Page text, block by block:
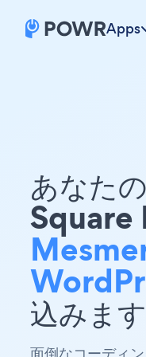
Apps
あなた
Square
込みます
面倒なコーディ